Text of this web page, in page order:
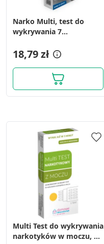
Narko Multi, test do
wykrywania 7
szt.
18,79 zł
Multi Test do wykrywania
narkotyków w moczu, 1